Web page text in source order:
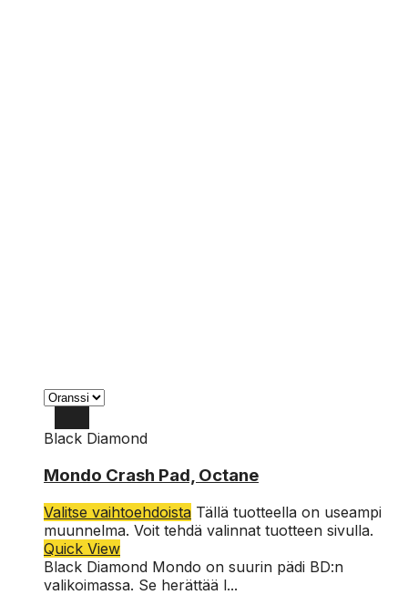
Black Diamond
Mondo Crash Pad, Octane
Valitse vaihtoehdoista Tällä tuotteella on useampi
muunnelma. Voit tehdä valinnat tuotteen sivulla.
Quick View
Black Diamond Mondo on suurin pädi BD:n
valikoimassa. Se herättää l...